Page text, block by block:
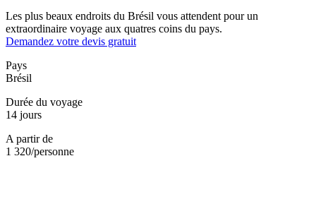
Les plus beaux endroits du Brésil vous attendent pour un
extraordinaire voyage aux quatres coins du pays.
Demandez votre devis gratuit
Pays
Brésil
Durée du voyage
14 jours
A partir de
1 320/personne